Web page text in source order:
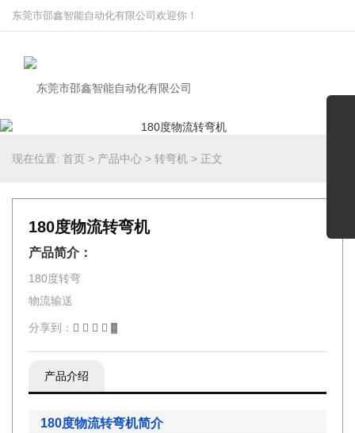
东莞市邵鑫智能自动化有限公司欢迎你！
现在位置: 首页 > 产品中心 > 转弯机 > 正文
180度物流转弯机
产品简介：
180度转弯
物流输送
分享到：
产品介绍
180度物流转弯机简介